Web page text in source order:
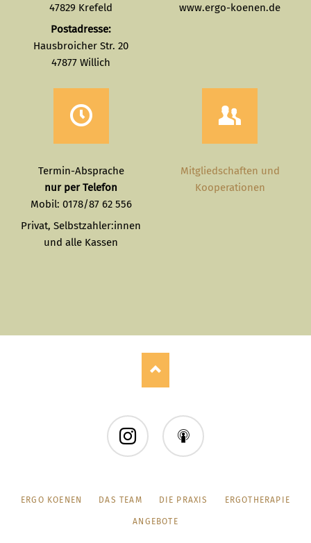
47829 Krefeld
Postadresse:
Hausbroicher Str. 20
47877 Willich
www.ergo-koenen.de
Termin-Absprache
nur per Telefon
Mobil: 0178/87 62 556
Privat, Selbstzahler:innen
und alle Kassen
Mitgliedschaften und
Kooperationen
NAVIGATION
ERGO KOENEN DAS TEAM DIE PRAXIS ERGOTHERAPIE
ANGEBOTE